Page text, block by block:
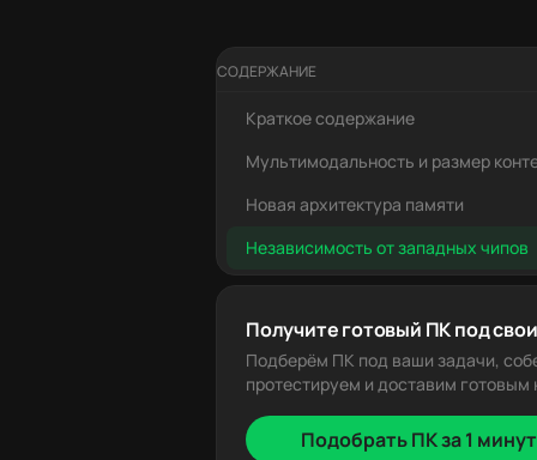
СОДЕРЖАНИЕ
Краткое содержание
Мультимодальность и размер
Новая архитектура памяти
Независимость от западных чипов
Получите готовый ПК под
Подберём ПК под ваши задачи,
протестируем и доставим готовым
Подобрать ПК за 1